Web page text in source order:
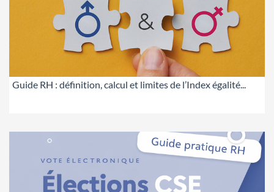
Guide RH : définition, calcul et limites de l’Index égalité...